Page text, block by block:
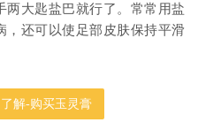
两大匙盐巴就行了。常常用盐
，还可以使足部皮肤保持平滑
解-购买玉灵膏